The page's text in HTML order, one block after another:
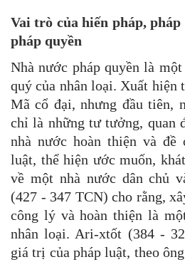
Vai trò của hiến pháp,
pháp quyền
Nhà nước pháp quyền là
quý của nhân loại. Xuất
Mã cổ đại, nhưng đầu tiên,
chỉ là những tư tưởng, quan
nhà nước hoàn thiện và đề
luật, thể hiện ước muốn,
về một nhà nước dân chủ
(427 - 347 TCN) cho rằng,
công lý và hoàn thiện là
nhân loại. Ari-xtốt (384 -
giá trị của pháp luật, theo